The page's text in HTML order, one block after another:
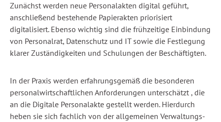
Zunächst werden neue Personalakten digital geführt,
anschließend bestehende Papierakten priorisiert
digitalisiert. Ebenso wichtig sind die frühzeitige Einbindung
von Personalrat, Datenschutz und IT sowie die Festlegung
klarer Zuständigkeiten und Schulungen der Beschäftigten.
In der Praxis werden erfahrungsgemäß die besonderen
personalwirtschaftlichen Anforderungen unterschätzt , die
an die Digitale Personalakte gestellt werden. Hierdurch
heben sie sich fachlich von der allgemeinen Verwaltungs-